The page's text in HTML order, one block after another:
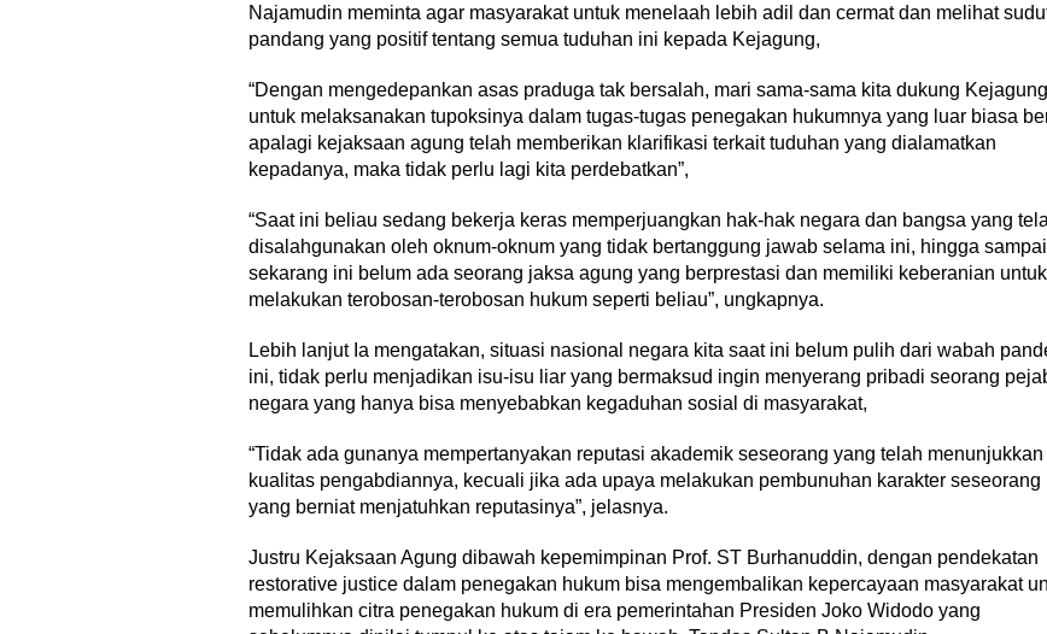
Najamudin meminta agar masyarakat untuk menelaah lebih adil dan cermat dan melihat
pandang yang positif tentang semua tuduhan ini kepada Kejagung,
“Dengan mengedepankan asas praduga tak bersalah, mari sama-sama kita dukung Kejagung
untuk melaksanakan tupoksinya dalam tugas-tugas penegakan hukumnya yang luar biasa
apalagi kejaksaan agung telah memberikan klarifikasi terkait tuduhan yang dialamatkan
kepadanya, maka tidak perlu lagi kita perdebatkan”,
“Saat ini beliau sedang bekerja keras memperjuangkan hak-hak negara dan bangsa yang
disalahgunakan oleh oknum-oknum yang tidak bertanggung jawab selama ini, hingga sampai
sekarang ini belum ada seorang jaksa agung yang berprestasi dan memiliki keberanian untuk
melakukan terobosan-terobosan hukum seperti beliau”, ungkapnya.
Lebih lanjut Ia mengatakan, situasi nasional negara kita saat ini belum pulih dari wabah
ini, tidak perlu menjadikan isu-isu liar yang bermaksud ingin menyerang pribadi seorang
negara yang hanya bisa menyebabkan kegaduhan sosial di masyarakat,
“Tidak ada gunanya mempertanyakan reputasi akademik seseorang yang telah menunjukkan
kualitas pengabdiannya, kecuali jika ada upaya melakukan pembunuhan karakter seseorang
yang berniat menjatuhkan reputasinya”, jelasnya.
Justru Kejaksaan Agung dibawah kepemimpinan Prof. ST Burhanuddin, dengan pendekatan
restorative justice dalam penegakan hukum bisa mengembalikan kepercayaan masyarakat
memulihkan citra penegakan hukum di era pemerintahan Presiden Joko Widodo yang